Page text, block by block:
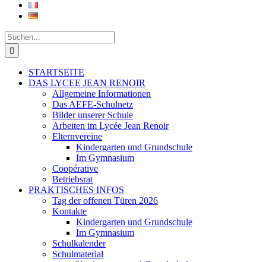
Suche
nach:
STARTSEITE
DAS LYCEE JEAN RENOIR
Allgemeine Informationen
Das AEFE-Schulnetz
Bilder unserer Schule
Arbeiten im Lycée Jean Renoir
Elternvereine
Kindergarten und Grundschule
Im Gymnasium
Coopérative
Betriebsrat
PRAKTISCHES INFOS
Tag der offenen Türen 2026
Kontakte
Kindergarten und Grundschule
Im Gymnasium
Schulkalender
Schulmaterial